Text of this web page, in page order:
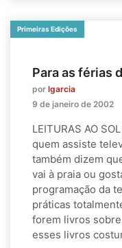
Primeiras Edições
Para as férias
por lgarcia
9 de janeiro de 2002
LEITURAS AO
quem assiste
também dizem
vai à praia ou
programação da
práticas
forem livros
esses livros